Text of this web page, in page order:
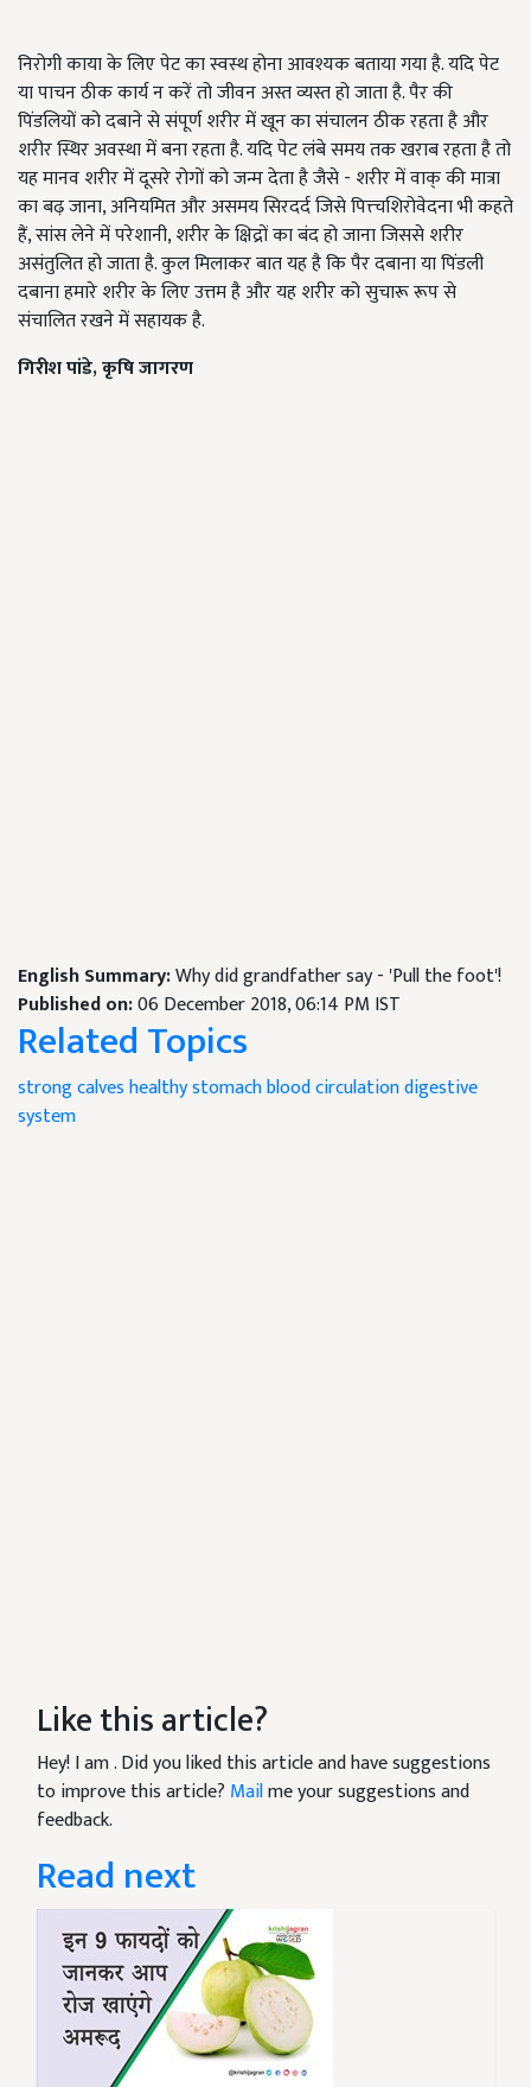
निरोगी काया के लिए पेट का स्वस्थ होना आवश्यक बताया गया है. यदि पेट
या पाचन ठीक कार्य न करें तो जीवन अस्त व्यस्त हो जाता है. पैर की
पिंडलियों को दबाने से संपूर्ण शरीर में खून का संचालन ठीक रहता है और
शरीर स्थिर अवस्था में बना रहता है. यदि पेट लंबे समय तक खराब रहता है तो
यह मानव शरीर में दूसरे रोगों को जन्म देता है जैसे - शरीर में वाक् की मात्रा
का बढ़ जाना, अनियमित और असमय सिरदर्द जिसे पित्त्चशिरोवेदना भी कहते
हैं, सांस लेने में परेशानी, शरीर के क्षिद्रों का बंद हो जाना जिससे शरीर
असंतुलित हो जाता है. कुल मिलाकर बात यह है कि पैर दबाना या पिंडली
दबाना हमारे शरीर के लिए उत्तम है और यह शरीर को सुचारू रूप से
संचालित रखने में सहायक है.
गिरीश पांडे, कृषि जागरण
English Summary:Why did grandfather say - 'Pull the foot'!
Published on:06 December 2018, 06:14 PM IST
Related Topics
strong calveshealthy stomachblood circulationdigestive
system
Like this article?
Hey! I am. Did you liked this article and have suggestions
to improve this article? Mailme your suggestions and
feedback.
Read next